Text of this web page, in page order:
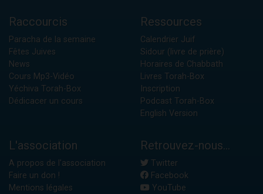
Raccourcis
Paracha de la semaine
Fêtes Juives
News
Cours Mp3-Vidéo
Yéchiva Torah-Box
Dédicacer un cours
Ressources
Calendrier Juif
Sidour (livre de prière)
Horaires de Chabbath
Livres Torah-Box
Inscription
Podcast Torah-Box
English Version
L'association
A propos de l'association
Faire un don !
Mentions légales
Retrouvez-nous...
Twitter
Facebook
YouTube